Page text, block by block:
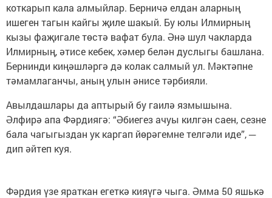
коткарып кала алмыйлар. Берничә елдан аларның
ишеген тагын кайгы җиле шакый. Бу юлы Илмирның
кызы фаҗигале төстә вафат була. Әнә шул чакларда
Илмирның, әтисе кебек, хәмер белән дуслыгы башлана.
Бернинди киңәшләргә дә колак салмый ул. Мәктәпне
тәмамлаганчы, аның улын әнисе тәрбияли.
Авылдашлары да аптырый бу гаилә язмышына.
Әлфирә апа Фәрдиягә: “Әбиегез ачуы килгән саен, сезне
бала чагыгыздан ук каргап йөрәгемне телгәли иде”, ─
дип әйтеп куя.
Фәрдия үзе яраткан егеткә кияүгә чыга. Әмма 50 яшькә